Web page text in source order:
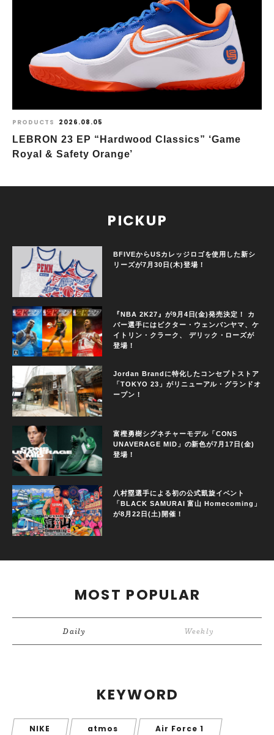
PRODUCTS 2026.08.05
LEBRON 23 EP “Hardwood Classics” ‘Game
Royal & Safety Orange’
PICKUP
BFIVEからUSカレッジロゴを使用した新シ
リーズが7月30日(木)登場！
『NBA 2K27』が9月4日(金)発売決定！ カ
バー選手にはビクター・ウェンバンヤマ、ケ
イトリン・クラーク、 デリック・ローズが
登場！
Jordan Brandに特化したコンセプトストア
「TOKYO 23」がリニューアル・グランドオ
ープン！
富樫勇樹シグネチャーモデル「CONS
UNAVERAGE MID」の新色が7月17日(金)
登場！
八村塁選手による初の公式凱旋イベント
「BLACK SAMURAI 富山 Homecoming」
が8月22日(土)開催！
MOST POPULAR
Daily Weekly
KEYWORD
NIKE atmos Air Force 1